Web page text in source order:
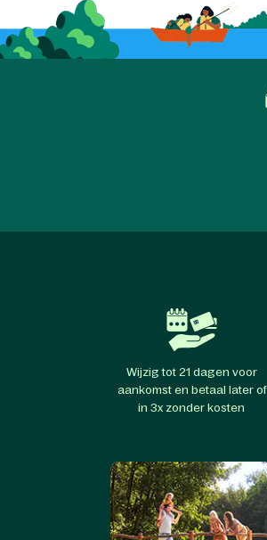
Wijzig tot 21 dagen voor
aankomst en betaal later of
in 3x zonder kosten